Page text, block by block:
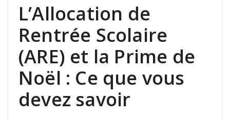
L’Allocation de
Rentrée Scolaire
(ARE) et la Prime de
Noël : Ce que vous
devez savoir